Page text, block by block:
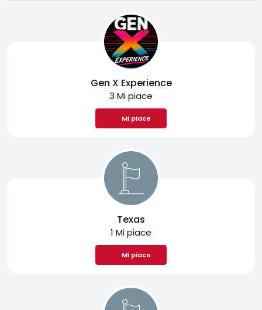
Gen X Experience
3 Mi piace
Mi piace
Texas
1 Mi piace
Mi piace